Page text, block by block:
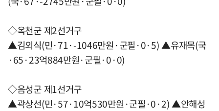
◇옥천군 제2선거구
▲김외식(민·71·-1046만원·군필·0·5) ▲유재목(국
·65·23억884만원·군필·0·0)
◇음성군 제1선거구
▲곽상선(민·57·10억530만원·군필·0·2) ▲안해성